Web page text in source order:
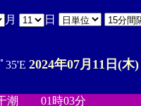
月 日
35'E 2024年07月11日(木)
潮
01時03分